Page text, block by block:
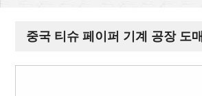
중국 티슈 페이퍼 기계 공장 도매